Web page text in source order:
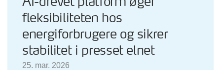
fleksibiliteten hos
energiforbrugere og sikrer
stabilitet i presset elnet
25. mar. 2026